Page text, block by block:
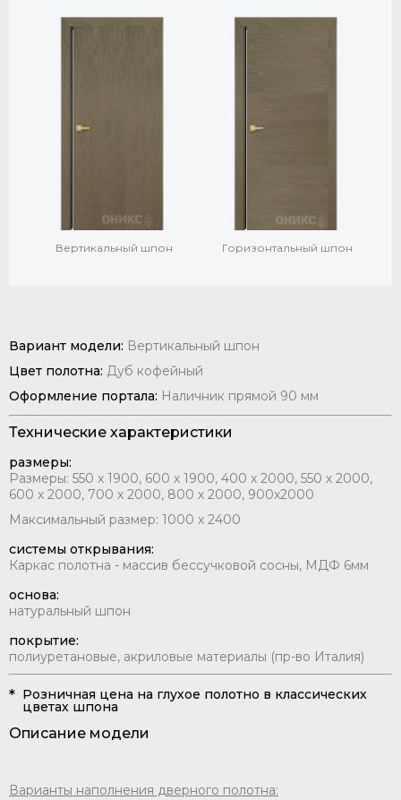
Вертикальный шпон Горизонтальный шпон
Вариант модели: Вертикальный шпон
Цвет полотна: Дуб кофейный
Оформление портала: Наличник прямой 90 мм
Технические характеристики
размеры:
Размеры: 550 х 1900, 600 х 1900, 400 х 2000, 550 х 2000,
600 х 2000, 700 х 2000, 800 х 2000, 900x2000
Максимальный размер: 1000 х 2400
системы открывания:
Каркас полотна - массив бессучковой сосны, МДФ 6мм
основа:
натуральный шпон
покрытие:
полиуретановые, акриловые материалы (пр-во Италия)
Розничная цена на глухое полотно в классических
цветах шпона
Описание модели
Варианты наполнения дверного полотна: